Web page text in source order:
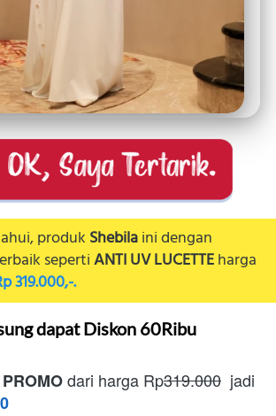
produk Shebila ini dengan
seperti ANTI UV LUCETTE
319.000,-.
dapat Diskon 60Ribu
dari harga Rp319.000